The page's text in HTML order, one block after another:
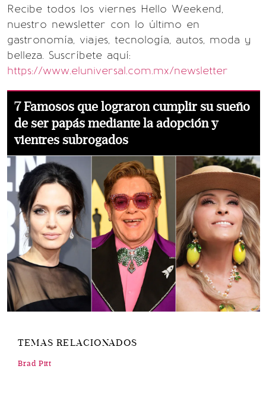
Recibe todos los viernes Hello Weekend,
nuestro newsletter con lo último en
gastronomía, viajes, tecnología, autos, moda y
belleza. Suscríbete aquí:
https://www.eluniversal.com.mx/newsletter
7 Famosos que lograron cumplir su sueño
de ser papás mediante la adopción y
vientres subrogados
TEMAS RELACIONADOS
Brad Pitt